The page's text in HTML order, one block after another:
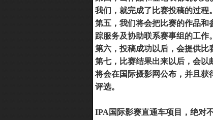
我们，就完成了比赛投稿的过程。
第五，我们将会把比赛的作品和
踪服务及协助联系赛事组的工作。
第六，投稿成功以后，会提供比
第七，比赛结果出来以后，会以
将会在国际摄影网公布，并且获
评选。
IPA 国际影赛直通车项目，绝对